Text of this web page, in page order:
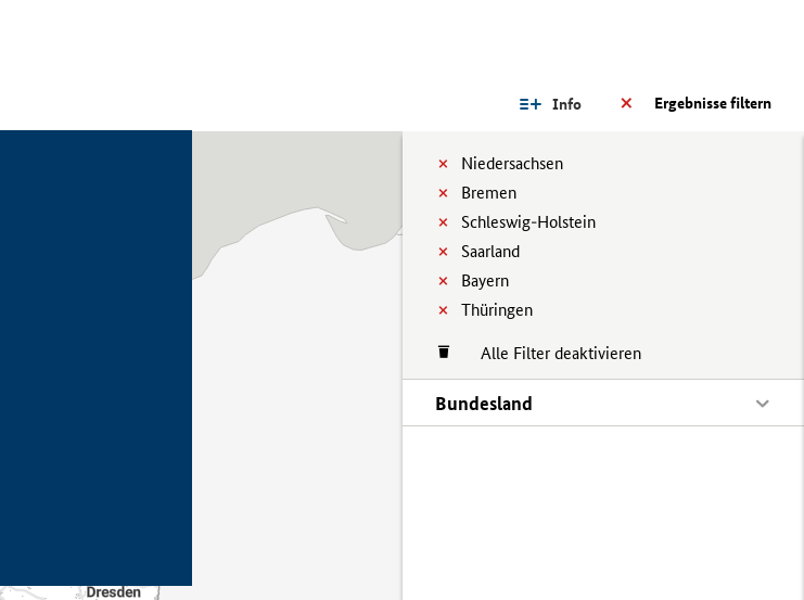
Ergebnisse filtern
Info
Niedersachsen
Bremen
Schleswig-Holstein
Saarland
Bayern
Thüringen
Alle Filter deaktivieren
Bundesland